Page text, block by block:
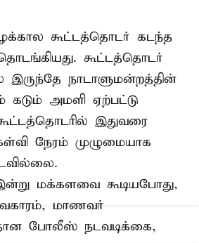
கூட்டத்தொடர் கடந்த
கூட்டத்தொடர்
இருந்தே நாடாளுமன்றத்தின்
கடும் அமளி ஏற்பட்டு
கூட்டத்தொடரில் இதுவரை
நேரம் முழுமையாக
மக்களவை கூடியபோது,
மாணவர்
போலீஸ் நடவடிக்கை,